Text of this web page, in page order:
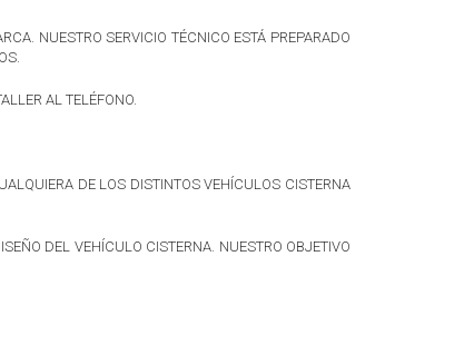
NUESTRO SERVICIO TÉCNICO ESTÁ PREPARADO
AL TELÉFONO.
DE LOS DISTINTOS VEHÍCULOS CISTERNA
DEL VEHÍCULO CISTERNA. NUESTRO OBJETIVO